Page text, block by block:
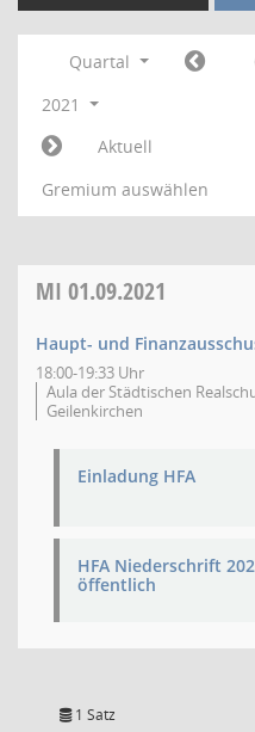
Quartal
2021
Aktuell
Gremium auswählen
MI 01.09.2021
Haupt- und
18:00-19:33 Uhr
Aula der Städtischen
Geilenkirchen
Einladung HFA
HFA Niederschrift
öffentlich
1 Satz